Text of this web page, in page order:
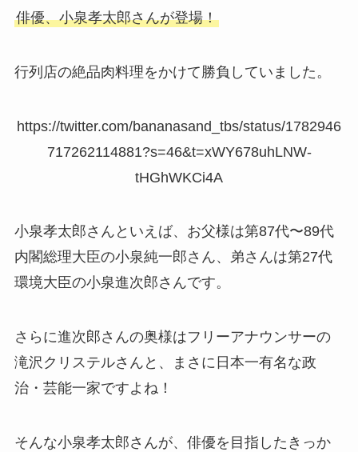
俳優、小泉孝太郎さんが登場！
行列店の絶品肉料理をかけて勝負していました。
https://twitter.com/bananasand_tbs/status/1782946
717262114881?s=46&t=xWY678uhLNW-
tHGhWKCi4A
小泉孝太郎さんといえば、お父様は第87代〜89代
内閣総理大臣の小泉純一郎さん、弟さんは第27代
環境大臣の小泉進次郎さんです。
さらに進次郎さんの奥様はフリーアナウンサーの
滝沢クリステルさんと、まさに日本一有名な政
治・芸能一家ですよね！
そんな小泉孝太郎さんが、俳優を目指したきっか